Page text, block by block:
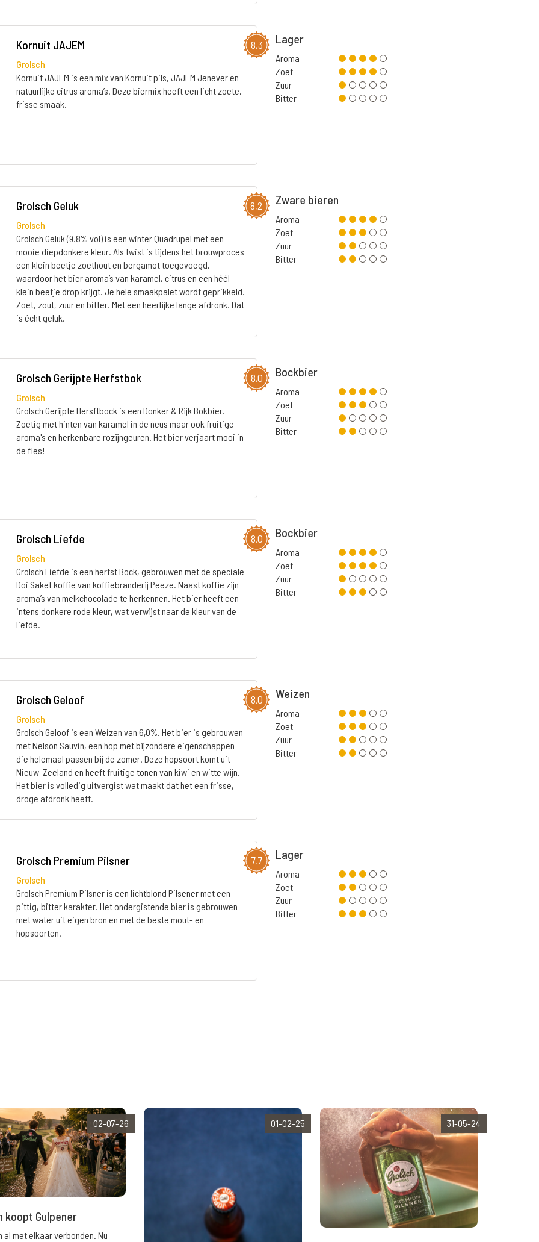
8,3
Kornuit JAJEM
Grolsch
Kornuit JAJEM is een mix van Kornuit pils, JAJEM Jenever en
natuurlijke citrus aroma’s. Deze biermix heeft een licht zoete,
frisse smaak.
Lager
Aroma
Zoet
Zuur
Bitter
8,2
Grolsch Geluk
Grolsch
Grolsch Geluk (9.8% vol) is een winter Quadrupel met een
mooie diepdonkere kleur. Als twist is tijdens het brouwproces
een klein beetje zoethout en bergamot toegevoegd,
waardoor het bier aroma’s van karamel, citrus en een héél
klein beetje drop krijgt. Je hele smaakpalet wordt geprikkeld.
Zoet, zout, zuur en bitter. Met een heerlijke lange afdronk. Dat
is écht geluk.
Zware bieren
Aroma
Zoet
Zuur
Bitter
8,0
Grolsch Gerijpte Herfstbok
Grolsch
Grolsch Gerijpte Hersftbock is een Donker & Rijk Bokbier.
Zoetig met hinten van karamel in de neus maar ook fruitige
aroma's en herkenbare rozijngeuren. Het bier verjaart mooi in
de fles!
Bockbier
Aroma
Zoet
Zuur
Bitter
8,0
Grolsch Liefde
Grolsch
Grolsch Liefde is een herfst Bock, gebrouwen met de speciale
Doi Saket koffie van koffiebranderij Peeze. Naast koffie zijn
aroma’s van melkchocolade te herkennen. Het bier heeft een
intens donkere rode kleur, wat verwijst naar de kleur van de
liefde.
Bockbier
Aroma
Zoet
Zuur
Bitter
8,0
Grolsch Geloof
Grolsch
Grolsch Geloof is een Weizen van 6,0%. Het bier is gebrouwen
met Nelson Sauvin, een hop met bijzondere eigenschappen
die helemaal passen bij de zomer. Deze hopsoort komt uit
Nieuw-Zeeland en heeft fruitige tonen van kiwi en witte wijn.
Het bier is volledig uitvergist wat maakt dat het een frisse,
droge afdronk heeft.
Weizen
Aroma
Zoet
Zuur
Bitter
7,7
Grolsch Premium Pilsner
Grolsch
Grolsch Premium Pilsner is een lichtblond Pilsener met een
pittig, bitter karakter. Het ondergistende bier is gebrouwen
met water uit eigen bron en met de beste mout- en
hopsoorten.
Lager
Aroma
Zoet
Zuur
Bitter
02-07-26
koopt Gulpener
al met elkaar verbonden. Nu
01-02-25 31-05-24